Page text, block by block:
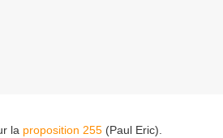
la proposition 255 (Paul Eric).